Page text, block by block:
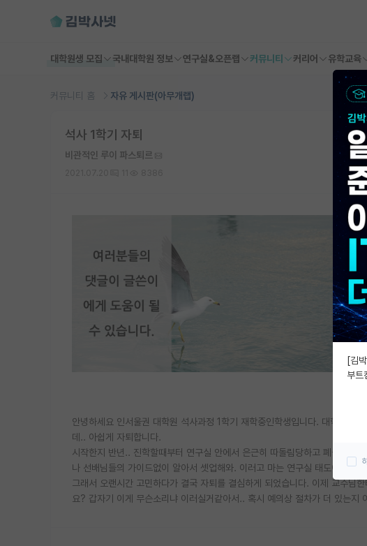
대학원생 모집 국내대학원 정보 연구실&오픈랩 커뮤니티 커리어 유학교육
커뮤니티 홈 자유 게시판(아무개랩)
석사 1학기 자퇴
비관적인 루이 파스퇴르
안녕하세요 인서울권 대학원 석사과정 1학기 재학중인학생입니다. 대학원
데.. 아쉽게 자퇴합니다.
시작한지 반년.. 진학할때부터 연구실 안에서 은근히 따돌림당하고 폐급취급
나 선배님들의 가이드없이 알아서 셋업해와. 이러고 마는 연구실 태도에 무너
그래서 오랜시간 고민하다가 결국 자퇴를 결심하게 되었습니다. 이제 교수님
요? 갑자기 이게 무슨소리냐 이러실거같아서.. 혹시 예의상 절차가 더 있는지
[김
부트